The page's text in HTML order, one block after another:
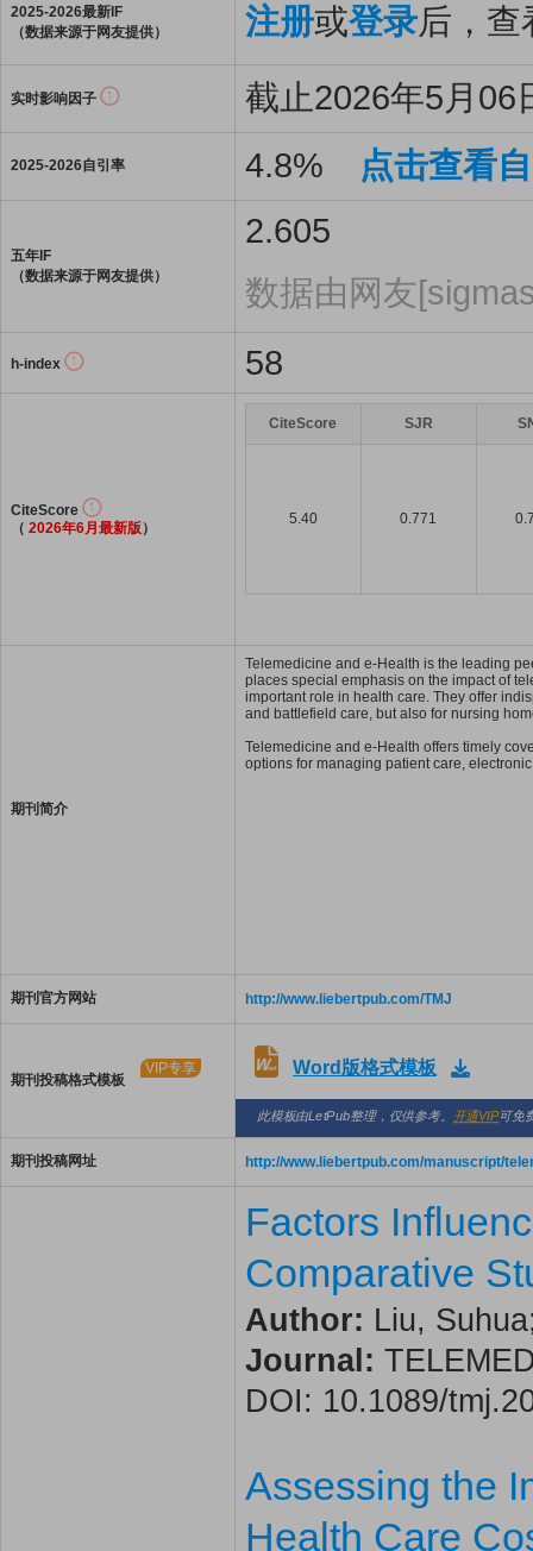
2025-2026最新IF
（数据来源于网友提供）
注册或登录后，查
实时影响因子 截止2026年5月06
2025-2026自引率 4.8% 点击查看
五年IF
（数据来源于网友提供）
2.605
数据由网友
h-index 58
CiteScore
（ 2026年6月最新版）
CiteScore SJR
5.40 0.771
期刊简介
Telemedicine and e-Health is the leading
places special emphasis on the impact of
important role in health care. They offer
and battlefield care, but also for nursing
Telemedicine and e-Health offers timely
options for managing patient care,
期刊官方网站 http://www.liebertpub.com/TMJ
期刊投稿格式模板
VIP专享 Word版格式模板
此模板由LetPub整理，仅供参考。 开通VIP可免
期刊投稿网址 http://www.liebertpub.com/manuscript/
Factors
Comparative
Author: Liu,
Journal:
DOI: 10.1089/
Assessing the
Health Care